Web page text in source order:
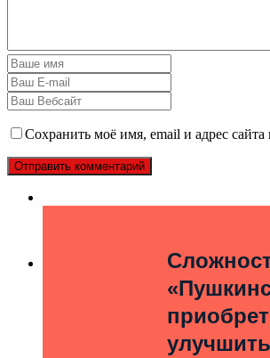
Сохранить моё имя, email и адрес